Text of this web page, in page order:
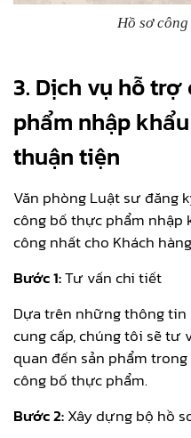
Hồ sơ
3. Dịch vụ hỗ
phẩm nhập
thuận tiện
Văn phòng Luật sư đăng
công bố thực phẩm nhập
công nhất cho Khách
Bước 1:Tư vấn chi tiết
Dựa trên những thông tin
cung cấp, chúng tôi sẽ tư
quan đến sản phẩm
công bố thực phẩm.
Bước 2:Xây dựng bộ hồ